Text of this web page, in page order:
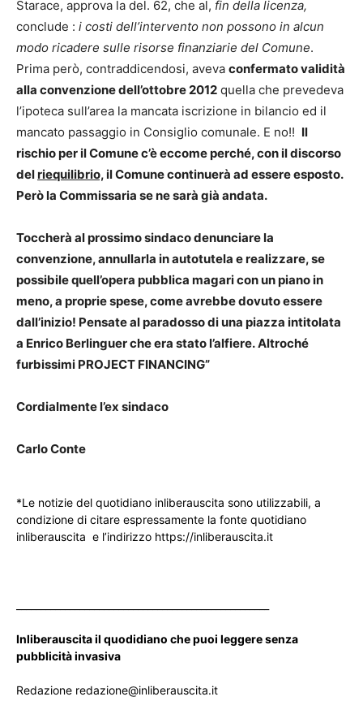
Starace, approva la del. 62, che al, fin della licenza,
conclude : i costi dell’intervento non possono in alcun
modo ricadere sulle risorse finanziarie del Comune.
Prima però, contraddicendosi, aveva confermato validità
alla convenzione dell’ottobre 2012 quella che prevedeva
l’ipoteca sull’area la mancata iscrizione in bilancio ed il
mancato passaggio in Consiglio comunale. E no!! Il
rischio per il Comune c’è eccome perché, con il discorso
delriequilibrio,il Comune continuerà ad essere esposto.
Però la Commissaria se ne sarà già andata.
Toccherà al prossimo sindaco denunciare la
convenzione, annullarla in autotutela e realizzare, se
possibile quell’opera pubblica magari con un piano in
meno, a proprie spese, come avrebbe dovuto essere
dall’inizio! Pensate al paradosso di una piazza intitolata
a Enrico Berlinguer che era stato l’alfiere.Altroché
furbissimi PROJECT FINANCING”
Cordialmente l’ex sindaco
Carlo Conte
*Le notizie del quotidiano inliberauscita sono utilizzabili, a
condizione di citare espressamente la fonte quotidiano
inliberauscita e l’indirizzo https://inliberauscita.it
Inliberauscita il quodidiano che puoi leggere senza
pubblicità invasiva
Redazione redazione@inliberauscita.it